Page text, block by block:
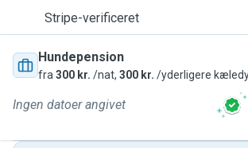
Stripe-verificeret
Hundepension
fra 300 kr. /nat, 300 kr. /yderligere
Ingen datoer angivet